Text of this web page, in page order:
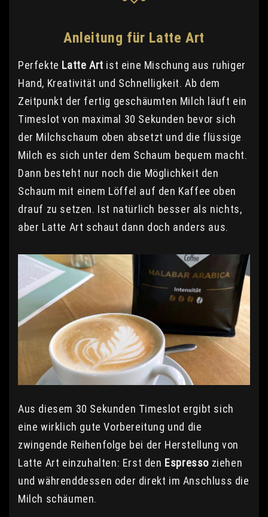
Anleitung für Latte Art
Perfekte Latte Art ist eine Mischung aus ruhiger
Hand, Kreativität und Schnelligkeit. Ab dem
Zeitpunkt der fertig geschäumten Milch läuft ein
Timeslot von maximal 30 Sekunden bevor sich
der Milchschaum oben absetzt und die flüssige
Milch es sich unter dem Schaum bequem macht.
Dann besteht nur noch die Möglichkeit den
Schaum mit einem Löffel auf den Kaffee oben
drauf zu setzen. Ist natürlich besser als nichts,
aber Latte Art schaut dann doch anders aus.
Aus diesem 30 Sekunden Timeslot ergibt sich
eine wirklich gute Vorbereitung und die
zwingende Reihenfolge bei der Herstellung von
Latte Art einzuhalten: Erst den Espresso ziehen
und währenddessen oder direkt im Anschluss die
Milch schäumen.